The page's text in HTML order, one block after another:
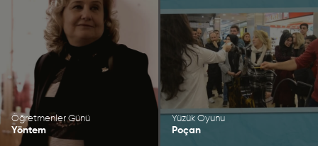
Öğretmenler Günü
Yöntem
Yüzük Oyunu
Poçan